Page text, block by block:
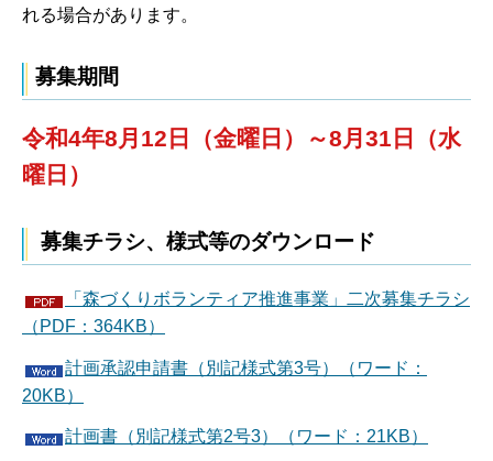
れる場合があります。
募集期間
令和4年8月12日（金曜日）～8月31日（水
曜日）
募集チラシ、様式等のダウンロード
「森づくりボランティア推進事業」二次募集チラシ
（PDF：364KB）
計画承認申請書（別記様式第3号）（ワード：
20KB）
計画書（別記様式第2号3）（ワード：21KB）